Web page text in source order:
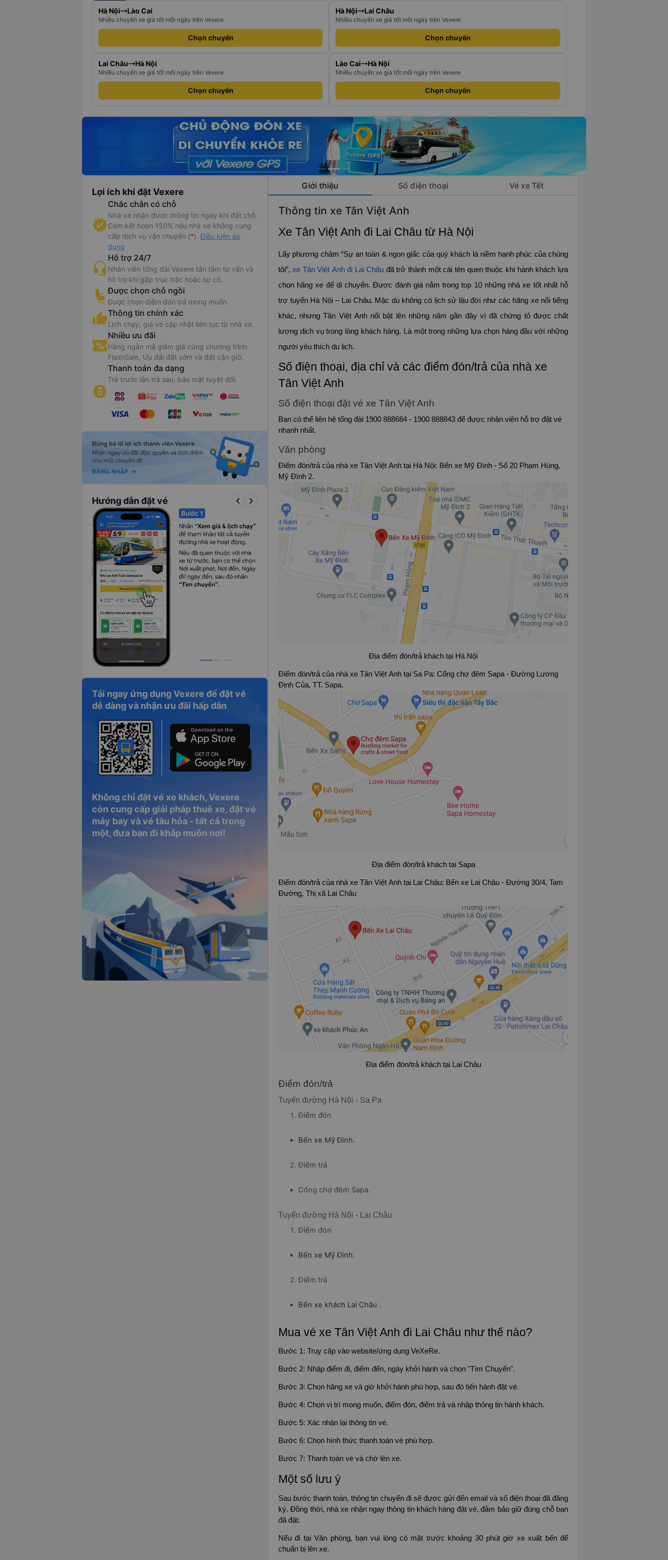
Hà Nội Lào Cai
Nhiều chuyến xe giá tốt mỗi ngày trên Vexere
Chọn chuyến
Hà Nội Lai Châu
Nhiều chuyến xe giá tốt mỗi ngày trên Vexere
Chọn chuyến
Lai Châu Hà Nội
Nhiều chuyến xe giá tốt mỗi ngày trên Vexere
Chọn chuyến
Lào Cai Hà Nội
Nhiều chuyến xe giá tốt mỗi ngày trên Vexere
Chọn chuyến
Lợi ích khi đặt Vexere
Chắc chắn có chỗ
Nhà xe nhận được thông tin ngay khi đặt chỗ.
Cam kết hoàn 150% nếu nhà xe không cung
cấp dịch vụ vận chuyển (*). Điều kiện áp
dụng
Hỗ trợ 24/7
Nhân viên tổng đài Vexere tận tâm tư vấn và
hỗ trợ khi gặp trục trặc hoặc sự cố.
Được chọn chỗ ngồi
Được chọn điểm đón trả mong muốn.
Thông tin chính xác
Lịch chạy, giá vé cập nhật liên tục từ nhà xe.
Nhiều ưu đãi
Hàng ngàn mã giảm giá cùng chương trình
FlashSale, Ưu đãi đặt sớm và đặt cận giờ.
Thanh toán đa dạng
Trả trước lẫn trả sau, bảo mật tuyệt đối.
Hướng dẫn đặt vé keyboard_arrow_left keyboard_arrow_right
Tải ngay ứng dụng Vexere để đặt vé
dễ dàng và nhận ưu đãi hấp dẫn
Không chỉ đặt vé xe khách, Vexere
còn cung cấp giải pháp thuê xe, đặt vé
máy bay và vé tàu hỏa - tất cả trong
một, đưa bạn đi khắp muôn nơi!
Giới thiệu Số điện thoại Vé xe Tết
Thông tin xe Tân Việt Anh
Xe Tân Việt Anh đi Lai Châu từ Hà Nội
Lấy phương châm “Sự an toàn & ngon giấc của quý khách là niềm hạnh phúc của chúng
tôi”, xe Tân Việt Anh đi Lai Châu đã trở thành một cái tên quen thuộc khi hành khách lựa
chọn hãng xe để di chuyển. Được đánh giá nằm trong top 10 những nhà xe tốt nhất hỗ
trợ tuyến Hà Nội – Lai Châu. Mặc dù không có lịch sử lâu đời như các hãng xe nổi tiếng
khác, nhưng Tân Việt Anh nổi bật lên những năm gần đây vì đã chứng tỏ được chất
lượng dịch vụ trong lòng khách hàng. Là một trong những lựa chọn hàng đầu với những
người yêu thích du lịch.
Số điện thoại, địa chỉ và các điểm đón/trả của nhà xe
Tân Việt Anh
Số điện thoại đặt vé xe Tân Việt Anh
Bạn có thể liên hệ tổng đài 1900 888684 - 1900 888843 để được nhân viên hỗ trợ đặt vé
nhanh nhất.
Văn phòng
Điểm đón/trả của nhà xe Tân Việt Anh tại Hà Nội: Bến xe Mỹ Đình - Số 20 Phạm Hùng,
Mỹ Đình 2.
Địa điểm đón/trả khách tại Hà Nội
Điểm đón/trả của nhà xe Tân Việt Anh tại Sa Pa: Cổng chợ đêm Sapa - Đường Lương
Định Của, TT. Sapa.
Địa điểm đón/trả khách tại Sapa
Điểm đón/trả của nhà xe Tân Việt Anh tại Lai Châu: Bến xe Lai Châu - Đường 30/4, Tam
Đường, Thị xã Lai Châu
Địa điểm đón/trả khách tại Lai Châu
Điểm đón/trả
Tuyến đường Hà Nội - Sa Pa
Điểm đón
Bến xe Mỹ Đình.
Điểm trả
Cổng chợ đêm Sapa.
Tuyến đường Hà Nội - Lai Châu
Điểm đón
Bến xe Mỹ Đình.
Điểm trả
Bến xe khách Lai Châu .
Mua vé xe Tân Việt Anh đi Lai Châu như thế nào?
Bước 1: Truy cập vào website/ứng dụng VeXeRe.
Bước 2: Nhập điểm đi, điểm đến, ngày khởi hành và chọn "Tìm Chuyến".
Bước 3: Chọn hãng xe và giờ khởi hành phù hợp, sau đó tiến hành đặt vé.
Bước 4: Chọn vị trí mong muốn, điểm đón, điểm trả và nhập thông tin hành khách.
Bước 5: Xác nhận lại thông tin vé.
Bước 6: Chọn hình thức thanh toán vé phù hợp.
Bước 7: Thanh toán vé và chờ lên xe.
Một số lưu ý
Sau bước thanh toán, thông tin chuyến đi sẽ được gửi đến email và số điện thoại đã đăng
ký. Đồng thời, nhà xe nhận ngay thông tin khách hàng đặt vé, đảm bảo giữ đúng chỗ bạn
đã đặt.
Nếu đi tại Văn phòng, bạn vui lòng có mặt trước khoảng 30 phút giờ xe xuất bến để
chuẩn bị lên xe.